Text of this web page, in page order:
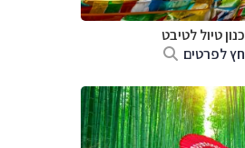
טיוללטיבט
לפרטים